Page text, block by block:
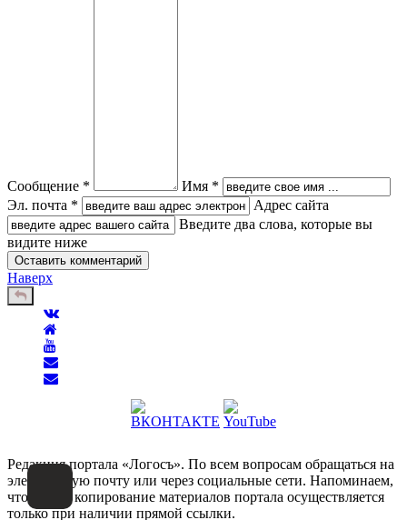
Сообщение *
Имя *
Эл. почта *
Адрес сайта
Введите два слова, которые вы
видите ниже
Наверх
Редакция портала «Логосъ». По всем вопросам обращаться на
электронную почту или через социальные сети. Напоминаем,
что любое копирование материалов портала осуществляется
только при наличии прямой ссылки.